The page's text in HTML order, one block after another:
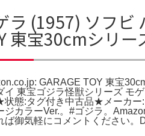
ラ (1957) ソフビ
東宝30cmシリー
GARAGE TOY 東宝
イ 東宝ゴジラ怪獣シリーズ モ
態:タグ付き中古品★メーカー
ジカラーVer.。#ゴジラ。
ば御気軽にコメントください。